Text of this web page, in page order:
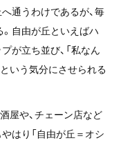
通うわけであるが、毎
自由が丘といえばハ
が立ち並び、「私なん
いう気分にさせられる
屋や、チェーン店など
はり「自由が丘＝オシ